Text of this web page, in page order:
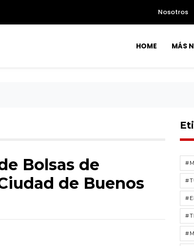
Nosotros
HOME MÁS
Bolsas de
de Buenos